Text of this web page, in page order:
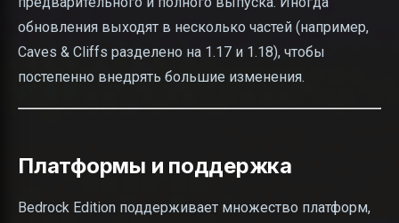
обновления выходят в несколько частей (например,
Caves & Cliffs разделено на 1.17 и 1.18), чтобы
постепенно внедрять большие изменения.
Платформы и поддержка
Bedrock Edition поддерживает множество платформ,